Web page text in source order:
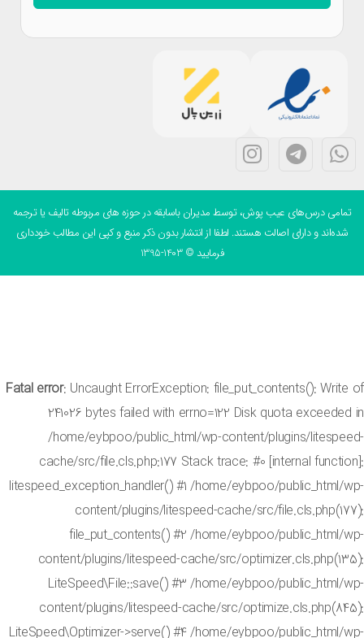
درس‌های عیب پوش، توسط مدیران باسابقه در حوزه های مربوطه تالیف یا ترجمه
و دارای اصالت هستند. لطفا از انتشار بدون ذکر منبع و کپی این مطالب خودداری
فرمایید © 1403-1395
Fatal error: Uncaught ErrorException: file_put_contents():
241026 bytes failed with errno=122 Disk quota
/home/eybpoo/public_html/wp-content/plugins/
cache/src/file.cls.php:177 Stack trace: #0 [internal
litespeed_exception_handler() #1 /home/eybpoo/
content/plugins/litespeed-cache/src/
file_put_contents() #2 /home/eybpoo/
content/plugins/litespeed-cache/src/
LiteSpeed\File::save() #3 /home/eybpoo/
content/plugins/litespeed-cache/src/
LiteSpeed\Optimizer->serve() #4 /home/eybpoo/